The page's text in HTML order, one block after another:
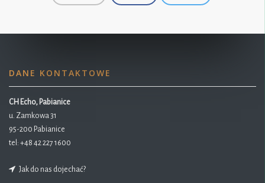
DANE KONTAKTOWE
CH Echo, Pabianice
u. Zamkowa 31
95-200 Pabianice
tel: +48 42 227 1600
Jak do nas dojechać?